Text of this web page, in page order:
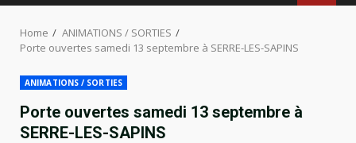
Home
ANIMATIONS / SORTIES
Porte ouvertes samedi 13 septembre à SERRE-LES-SAPINS
ANIMATIONS / SORTIES
Porte ouvertes samedi 13 septembre à
SERRE-LES-SAPINS